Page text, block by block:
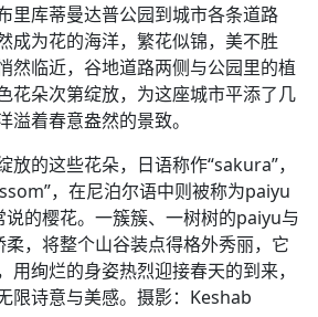
里库蒂曼达普公园到城市各条道路
成为花的海洋，繁花似锦，美不胜
然临近，谷地道路两侧与公园里的植
花朵次第绽放，为这座城市平添了几
溢着春意盎然的景致。
放的这些花朵，日语称作“sakura”，
，在尼泊尔语中则被称为paiyu
的樱花。一簇簇、一树树的paiyu与
，将整个山谷装点得格外秀丽，它
用绚烂的身姿热烈迎接春天的到来，
限诗意与美感。摄影：Keshab